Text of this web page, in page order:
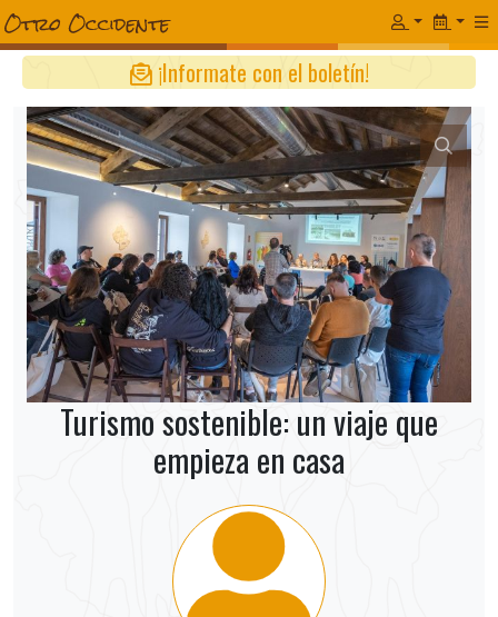
¡Informate con el boletín!
Turismo sostenible: un viaje que
empieza en casa